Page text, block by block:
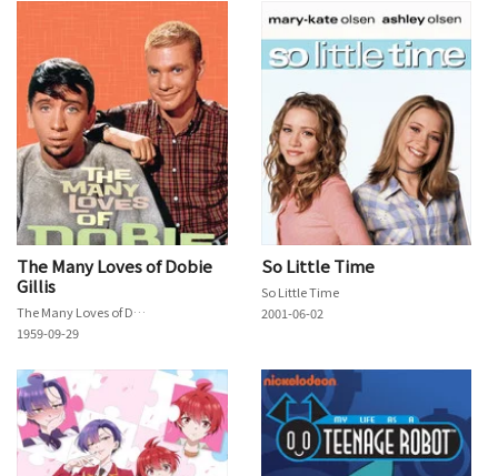
The Many Loves of Dobie
Gillis
The Many Loves of Dobie Gillis
1959-09-29
So Little Time
So Little Time
2001-06-02